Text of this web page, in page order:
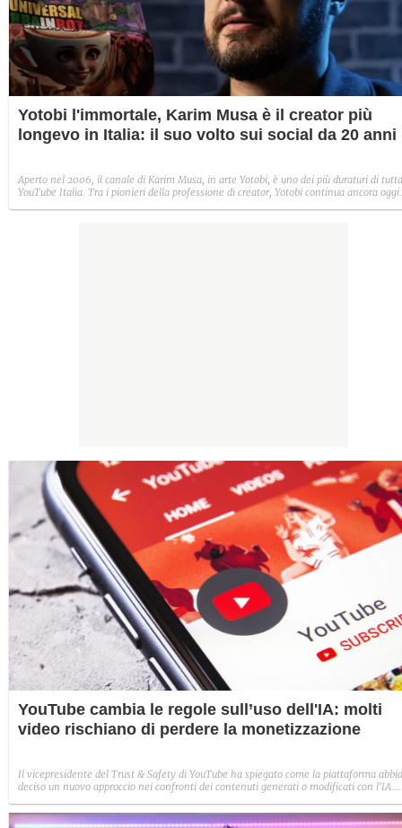
Yotobi l'immortale, Karim Musa è il creator più
longevo in Italia: il suo volto sui social da 20 anni
Aperto nel 2006, il canale di Karim Musa, in arte Yotobi, è uno dei più duraturi di tutta
YouTube Italia. Tra i pionieri della professione di creator, Yotobi continua ancora oggi
YouTube cambia le regole sull’uso dell'IA: molti
video rischiano di perdere la monetizzazione
Il vicepresidente del Trust & Safety di YouTube ha spiegato come la piattaforma abbia
deciso un nuovo approccio nei confronti dei contenuti generati o modificati con l'IA.
sensibili non saranno più monetizzabili.